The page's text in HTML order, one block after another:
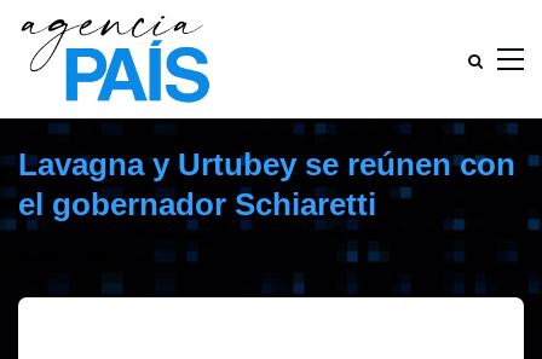
Lavagna y Urtubey se reúnen con
el gobernador Schiaretti